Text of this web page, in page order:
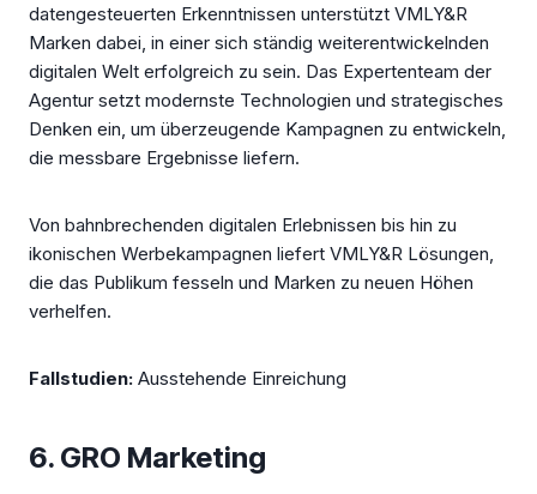
datengesteuerten Erkenntnissen unterstützt VMLY&R
Marken dabei, in einer sich ständig weiterentwickelnden
digitalen Welt erfolgreich zu sein. Das Expertenteam der
Agentur setzt modernste Technologien und strategisches
Denken ein, um überzeugende Kampagnen zu entwickeln,
die messbare Ergebnisse liefern.
Von bahnbrechenden digitalen Erlebnissen bis hin zu
ikonischen Werbekampagnen liefert VMLY&R Lösungen,
die das Publikum fesseln und Marken zu neuen Höhen
verhelfen.
Fallstudien: Ausstehende Einreichung
6. GRO Marketing